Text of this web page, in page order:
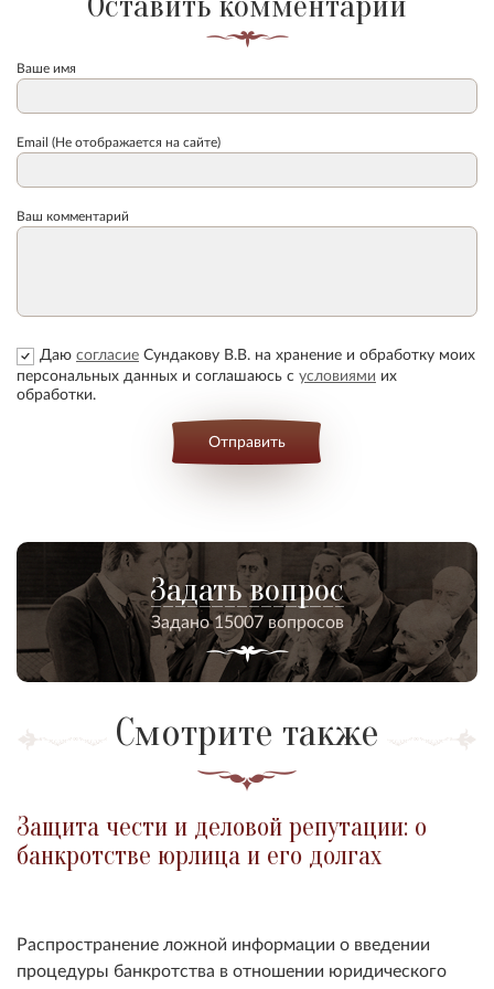
Ваше имя
Email (Не отображается на сайте)
Ваш комментарий
Даю согласие Сундакову В.В. на хранение и обработку моих
персональных данных и соглашаюсь с условиями их
обработки.
Отправить
Задать вопрос
Задано 15007 вопросов
Смотрите также
Защита чести и деловой репутации: о
банкротстве юрлица и его долгах
Распространение ложной информации о введении
процедуры банкротства в отношении юридического